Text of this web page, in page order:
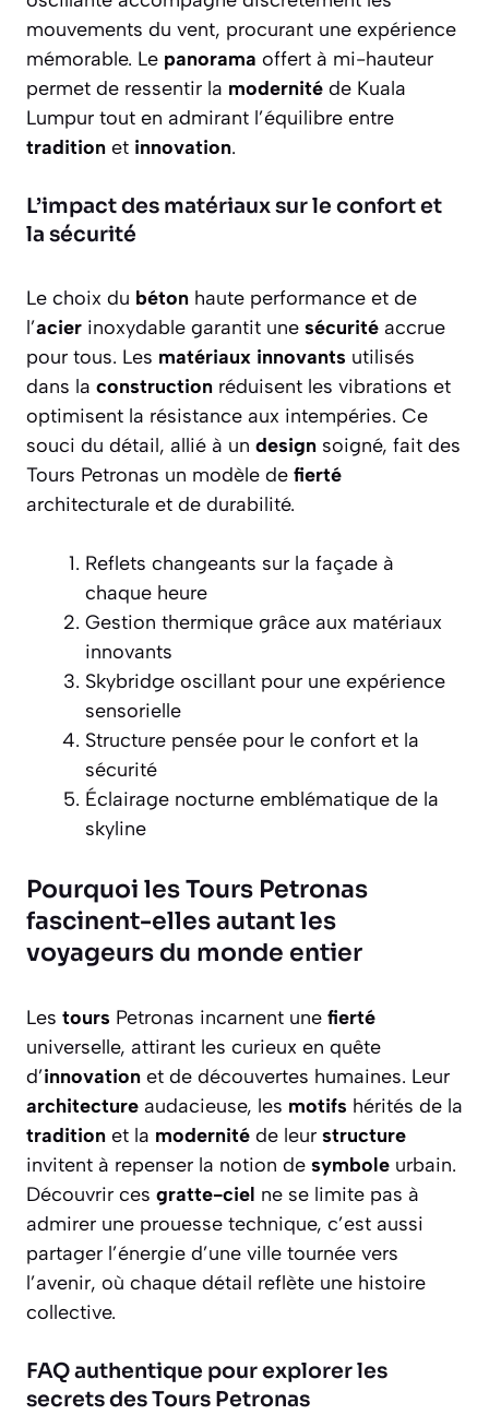
mouvements du vent, procurant une expérience
mémorable. Le panorama offert à mi-hauteur
permet de ressentir la modernité de Kuala
Lumpur tout en admirant l’équilibre entre
tradition et innovation.
L’impact des matériaux sur le confort et
la sécurité
Le choix du béton haute performance et de
l’acier inoxydable garantit une sécurité accrue
pour tous. Les matériaux innovants utilisés
dans la construction réduisent les vibrations et
optimisent la résistance aux intempéries. Ce
souci du détail, allié à un design soigné, fait des
Tours Petronas un modèle de fierté
architecturale et de durabilité.
Reflets changeants sur la façade à
chaque heure
Gestion thermique grâce aux matériaux
innovants
Skybridge oscillant pour une expérience
sensorielle
Structure pensée pour le confort et la
sécurité
Éclairage nocturne emblématique de la
skyline
Pourquoi les Tours Petronas
fascinent-elles autant les
voyageurs du monde entier
Les tours Petronas incarnent une fierté
universelle, attirant les curieux en quête
d’innovation et de découvertes humaines. Leur
architecture audacieuse, les motifs hérités de la
tradition et la modernité de leur structure
invitent à repenser la notion de symbole urbain.
Découvrir ces gratte-ciel ne se limite pas à
admirer une prouesse technique, c’est aussi
partager l’énergie d’une ville tournée vers
l’avenir, où chaque détail reflète une histoire
collective.
FAQ authentique pour explorer les
secrets des Tours Petronas